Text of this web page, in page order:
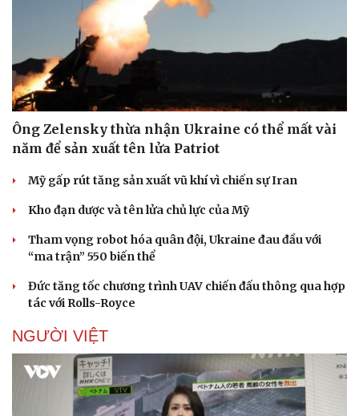
Sức khỏe
Cây thuốc
Sản phụ khoa
Nhi khoa
Nam khoa
Làm đẹp - giảm cân
Phòng mạch online
Ăn sạch sống khỏe
Đời sống
Blog
Ông Zelensky thừa nhận Ukraine có thể mất vài
năm để sản xuất tên lửa Patriot
Mỹ gấp rút tăng sản xuất vũ khí vì chiến sự Iran
Kho đạn dược và tên lửa chủ lực của Mỹ
Tham vọng robot hóa quân đội, Ukraine đau đầu với
“ma trận” 550 biến thể
Đức tăng tốc chương trình UAV chiến đấu thông qua hợp
tác với Rolls-Royce
NGƯỜI VIỆT